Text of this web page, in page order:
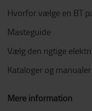
Hvorfor vælge en BT
Masteguide
Vælg den rigtige
Kataloger og manualer
Mere information